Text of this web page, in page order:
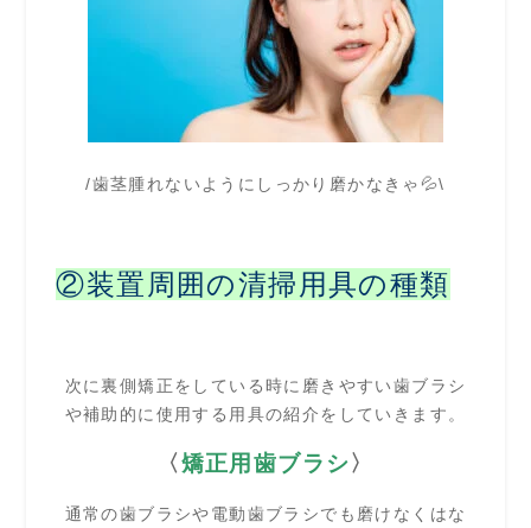
/歯茎腫れないようにしっかり磨かなきゃ💦\
②装置周囲の清掃用具の種類
次に裏側矯正をしている時に磨きやすい歯ブラシ
や補助的に使用する用具の紹介をしていきます。
〈矯正用歯ブラシ〉
通常の歯ブラシや電動歯ブラシでも磨けなくはな